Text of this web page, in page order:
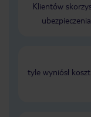
Klientów
tyle wyniósł